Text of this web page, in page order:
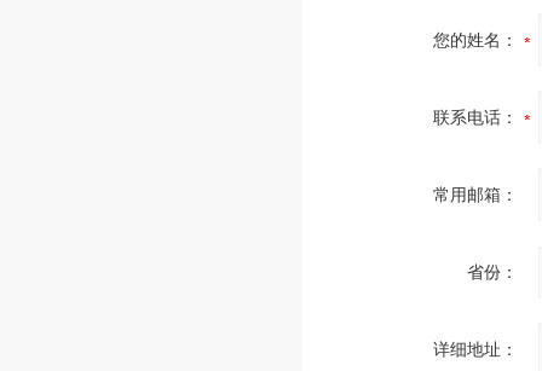
您的姓名：
联系电话：
常用邮箱：
省份：
详细地址：